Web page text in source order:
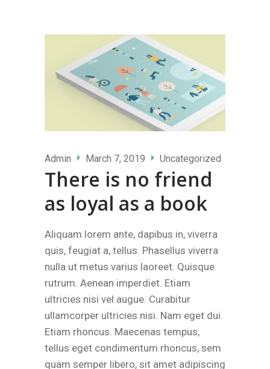
Admin March 7, 2019 Uncategorized
There is no friend
as loyal as a book
Aliquam lorem ante, dapibus in, viverra
quis, feugiat a, tellus. Phasellus viverra
nulla ut metus varius laoreet. Quisque
rutrum. Aenean imperdiet. Etiam
ultricies nisi vel augue. Curabitur
ullamcorper ultricies nisi. Nam eget dui.
Etiam rhoncus. Maecenas tempus,
tellus eget condimentum rhoncus, sem
quam semper libero, sit amet adipiscing